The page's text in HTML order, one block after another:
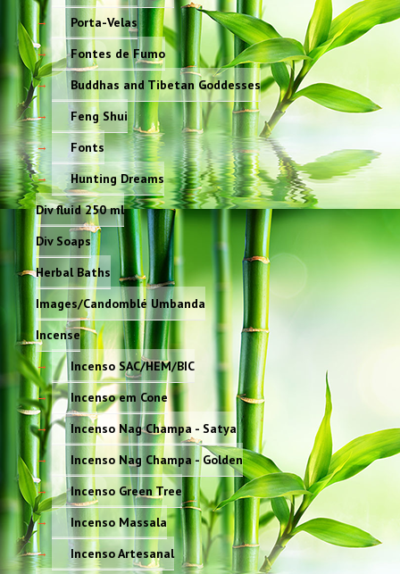
Porta-Velas
Fontes de Fumo
Buddhas and Tibetan Goddesses
Feng Shui
Fonts
Hunting Dreams
Div fluid 250 ml
Div Soaps
Herbal Baths
Images/Candomblé Umbanda
Incense
Incenso SAC/HEM/BIC
Incenso em Cone
Incenso Nag Champa - Satya
Incenso Nag Champa - Golden
Incenso Green Tree
Incenso Massala
Incenso Artesanal